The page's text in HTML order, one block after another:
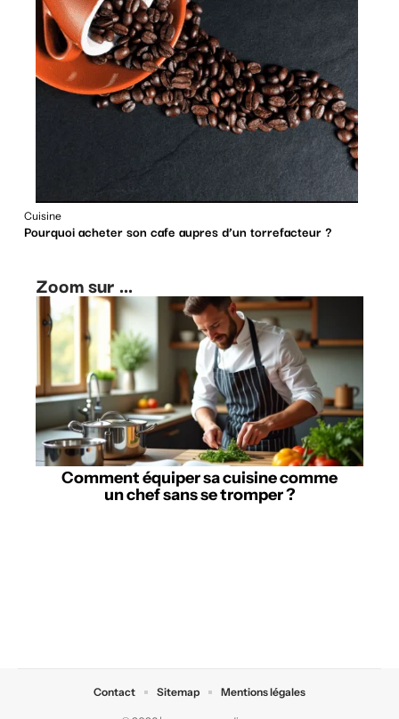
Cuisine
Pourquoi acheter son cafe aupres d’un torrefacteur ?
Zoom sur ...
Comment équiper sa cuisine comme
un chef sans se tromper ?
Contact Sitemap Mentions légales